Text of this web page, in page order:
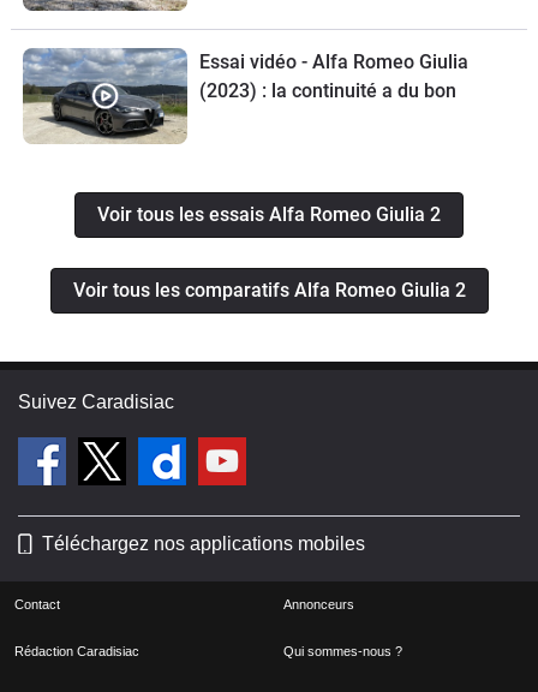
Essai vidéo - Alfa Romeo Giulia
(2023) : la continuité a du bon
Voir tous les essais Alfa Romeo Giulia 2
Voir tous les comparatifs Alfa Romeo Giulia 2
Suivez Caradisiac
Téléchargez nos applications mobiles
Contact Annonceurs
Rédaction Caradisiac Qui sommes-nous ?